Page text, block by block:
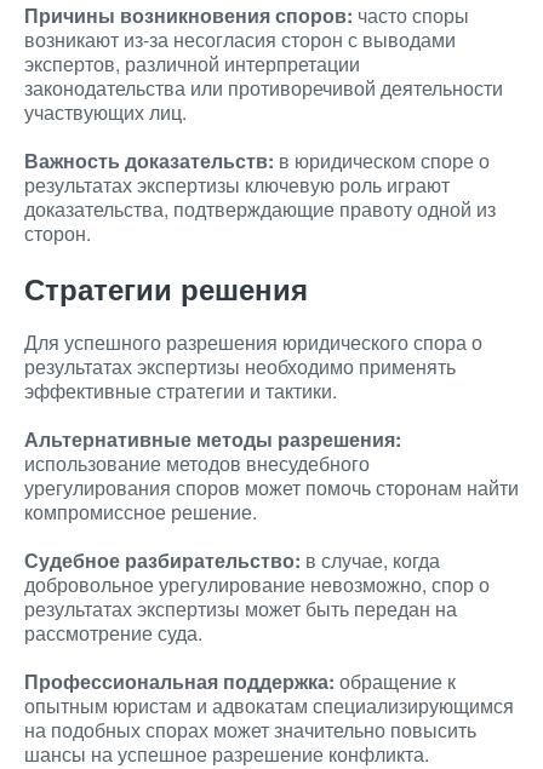
Причины возникновения споров: часто споры
возникают из-за несогласия сторон с выводами
экспертов, различной интерпретации
законодательства или противоречивой деятельности
участвующих лиц.
Важность доказательств: в юридическом споре о
результатах экспертизы ключевую роль играют
доказательства, подтверждающие правоту одной из
сторон.
Стратегии решения
Для успешного разрешения юридического спора о
результатах экспертизы необходимо применять
эффективные стратегии и тактики.
Альтернативные методы разрешения:
использование методов внесудебного
урегулирования споров может помочь сторонам найти
компромиссное решение.
Судебное разбирательство: в случае, когда
добровольное урегулирование невозможно, спор о
результатах экспертизы может быть передан на
рассмотрение суда.
Профессиональная поддержка: обращение к
опытным юристам и адвокатам специализирующимся
на подобных спорах может значительно повысить
шансы на успешное разрешение конфликта.